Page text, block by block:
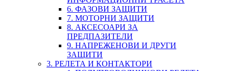
6. ФАЗОВИ ЗАЩИТИ
7. МОТОРНИ ЗАЩИТИ
8. АКСЕСОАРИ ЗА
ПРЕДПАЗИТЕЛИ
9. НАПРЕЖЕНОВИ И ДРУГИ
ЗАЩИТИ
3. РЕЛЕТА И КОНТАКТОРИ